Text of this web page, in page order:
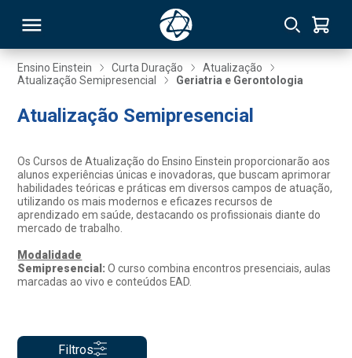
Ensino Einstein Curta Duração
Atualização
Atualização Semipresencial
Geriatria e Gerontologia
Atualização Semipresencial
Os Cursos de Atualização do Ensino Einstein proporcionarão aos
alunos experiências únicas e inovadoras, que buscam aprimorar
habilidades teóricas e práticas em diversos campos de atuação,
utilizando os mais modernos e eficazes recursos de
aprendizado em saúde, destacando os profissionais diante do
mercado de trabalho.
Modalidade
Semipresencial:O curso combina encontros presenciais, aulas
marcadas ao vivo e conteúdos EAD.
Filtros